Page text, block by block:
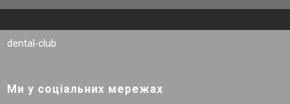
dental-club
Ми у соціальних мережах